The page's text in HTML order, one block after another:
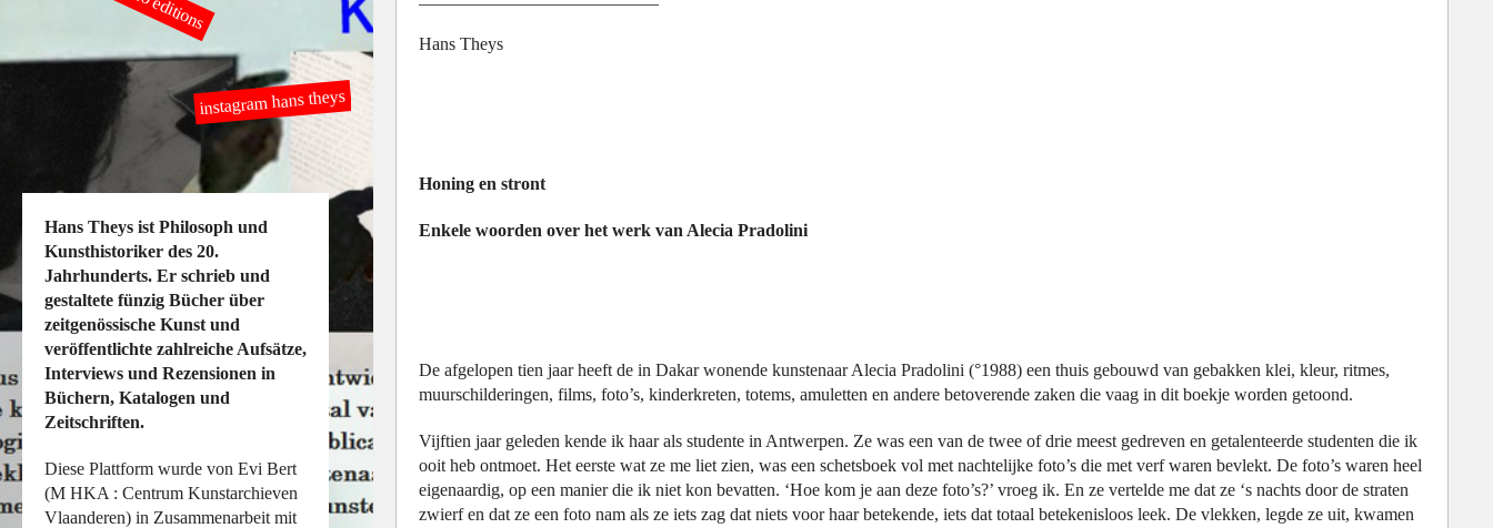
instagram hans theys
Hans Theys ist Philosoph und
Kunsthistoriker des 20.
Jahrhunderts. Er schrieb und
gestaltete fünzig Bücher über
zeitgenössische Kunst und
veröffentlichte zahlreiche Aufsätze,
Interviews und Rezensionen in
Büchern, Katalogen und
Zeitschriften.
Diese Plattform wurde von Evi Bert
(M HKA : Centrum Kunstarchieven
Vlaanderen) in Zusammenarbeit mit
Hans Theys
Honing en stront
Enkele woorden over het werk van Alecia Pradolini
De afgelopen tien jaar heeft de in Dakar wonende kunstenaar Alecia Pradolini (°1988) een thuis gebouwd van gebakken klei, kleur, ritmes,
muurschilderingen, films, foto’s, kinderkreten, totems, amuletten en andere betoverende zaken die vaag in dit boekje worden getoond.
Vijftien jaar geleden kende ik haar als studente in Antwerpen. Ze was een van de twee of drie meest gedreven en getalenteerde studenten die ik
ooit heb ontmoet. Het eerste wat ze me liet zien, was een schetsboek vol met nachtelijke foto’s die met verf waren bevlekt. De foto’s waren heel
eigenaardig, op een manier die ik niet kon bevatten. ‘Hoe kom je aan deze foto’s?’ vroeg ik. En ze vertelde me dat ze ‘s nachts door de straten
zwierf en dat ze een foto nam als ze iets zag dat niets voor haar betekende, iets dat totaal betekenisloos leek. De vlekken, legde ze uit, kwamen